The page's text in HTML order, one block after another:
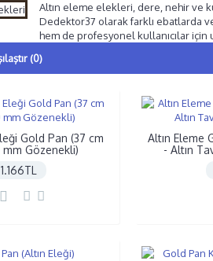
Altın eleme elekleri, dere, nehir ve
Dedektor37 olarak farklı ebatlarda
hem de profesyonel kullanıcılar
(0)
Gold Pan (37 cm
mm Gözenekli)
1.166TL
Altın Eleme
- Altın